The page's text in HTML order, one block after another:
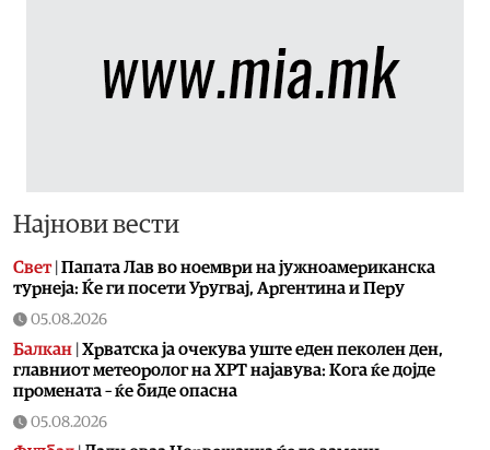
Најнови вести
Свет| Папата Лав во ноември на јужноамериканска
турнеја: Ќе ги посети Уругвај, Аргентина и Перу
05.08.2026
Балкан Хрватска ја очекува уште еден пеколен ден,
главниот метеоролог на ХРТ најавува: Кога ќе дојде
промената – ќе биде опасна
05.08.2026